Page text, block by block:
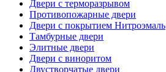
Двери с терморазрывом
Противопожарные двери
Двери с покрытием Нитроэмаль
Тамбурные двери
Элитные двери
Двери с виноритом
Двустворчатые двери